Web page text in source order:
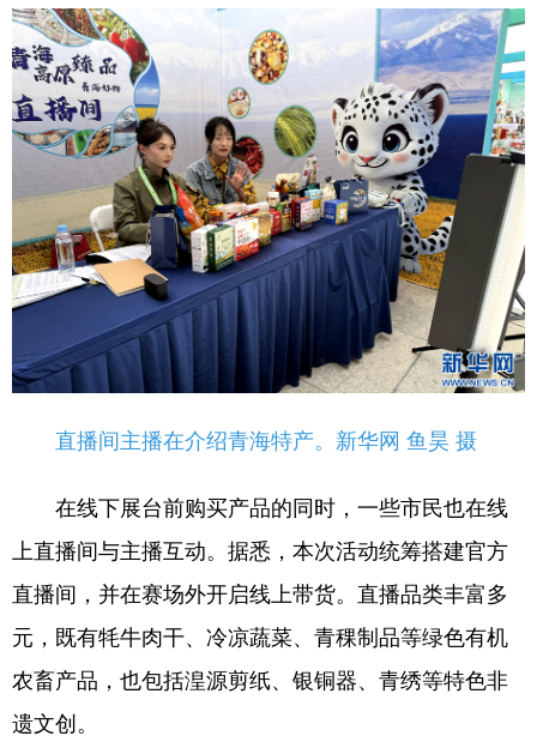
直播间主播在介绍青海特产。新华网 鱼昊 摄
在线下展台前购买产品的同时，一些市民也在线
上直播间与主播互动。据悉，本次活动统筹搭建官方
直播间，并在赛场外开启线上带货。直播品类丰富多
元，既有牦牛肉干、冷凉蔬菜、青稞制品等绿色有机
农畜产品，也包括湟源剪纸、银铜器、青绣等特色非
遗文创。